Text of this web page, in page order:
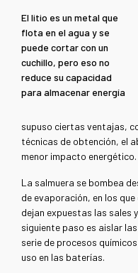
El litio es un metal que
flota en el agua y se
puede cortar con un
cuchillo, pero eso no
reduce su capacidad
para almacenar energía
supuso ciertas ventajas,
técnicas de obtención, el
menor impacto energético.
La salmuera se bombea
de evaporación, en los
dejan expuestas las sales
siguiente paso es aislar
serie de procesos
uso en las baterías.